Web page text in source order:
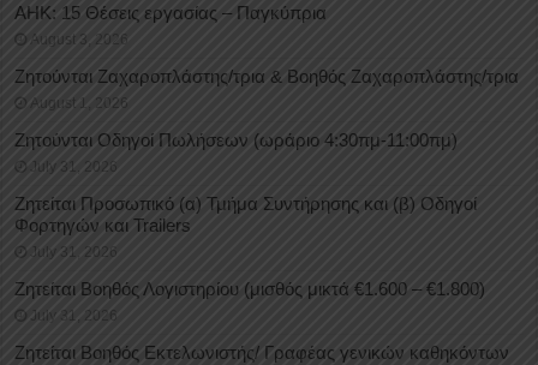
ΑΗΚ: 15 Θέσεις εργασίας – Παγκύπρια
August 3, 2026
Ζητούνται Ζαχαροπλάστης/τρια & Βοηθός Ζαχαροπλάστης/τρια
August 1, 2026
Ζητούνται Οδηγοί Πωλήσεων (ωράριο 4:30πμ-11:00πμ)
July 31, 2026
Ζητείται Προσωπικό (α) Τμήμα Συντήρησης και (β) Οδηγοί
Φορτηγών και Trailers
July 31, 2026
Ζητείται Βοηθός Λογιστηρίου (μισθός μικτά €1.600 – €1.800)
July 31, 2026
Ζητείται Βοηθός Εκτελωνιστής/ Γραφέας γενικών καθηκόντων